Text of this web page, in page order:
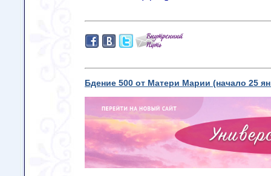
Бдение 500 от Матери Марии (начало 25